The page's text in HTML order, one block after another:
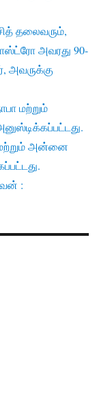
தலைவரும்,
அவரது 90-
அவருக்கு
மற்றும்
மற்றும் அன்னை
: